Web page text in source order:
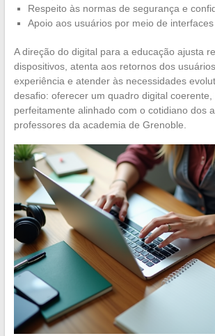
Respeito às normas de segurança e
Apoio aos usuários por meio de
A direção do digital para a educação ajusta
dispositivos, atenta aos retornos dos
experiência e atender às necessidades
desafio: oferecer um quadro digital coerente,
perfeitamente alinhado com o cotidiano dos
professores da academia de Grenoble.